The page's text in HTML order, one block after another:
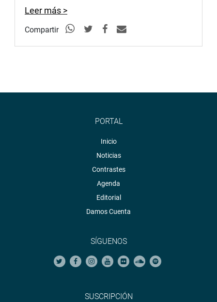
reconocimiento al Colegio Claretiano de Trujillo y a su
director por la gran labor educativa que realizan en
beneficio de cientos de niños y jóvenes.
Leer más >
Compartir
PORTAL
Inicio
Noticias
Contrastes
Agenda
Editorial
Damos Cuenta
SÍGUENOS
SUSCRIPCIÓN